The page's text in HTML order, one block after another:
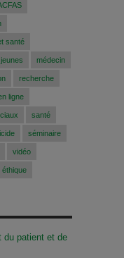
santé
jeunes médecin
recherche
ligne
santé
séminaire
vidéo
éthique
du patient et de